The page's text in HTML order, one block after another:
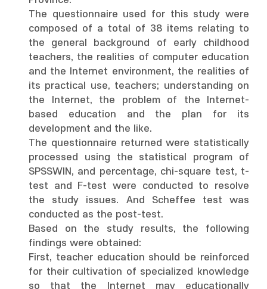
The questionnaire used for this study were
composed of a total of 38 items relating to
the general background of early childhood
teachers, the realities of computer education
and the Internet environment, the realities of
its practical use, teachers; understanding on
the Internet, the problem of the Internet-
based education and the plan for its
development and the like.
The questionnaire returned were statistically
processed using the statistical program of
SPSSWIN, and percentage, chi-square test, t-
test and F-test were conducted to resolve
the study issues. And Scheffee test was
conducted as the post-test.
Based on the study results, the following
findings were obtained:
First, teacher education should be reinforced
for their cultivation of specialized knowledge
so that the Internet may educationally